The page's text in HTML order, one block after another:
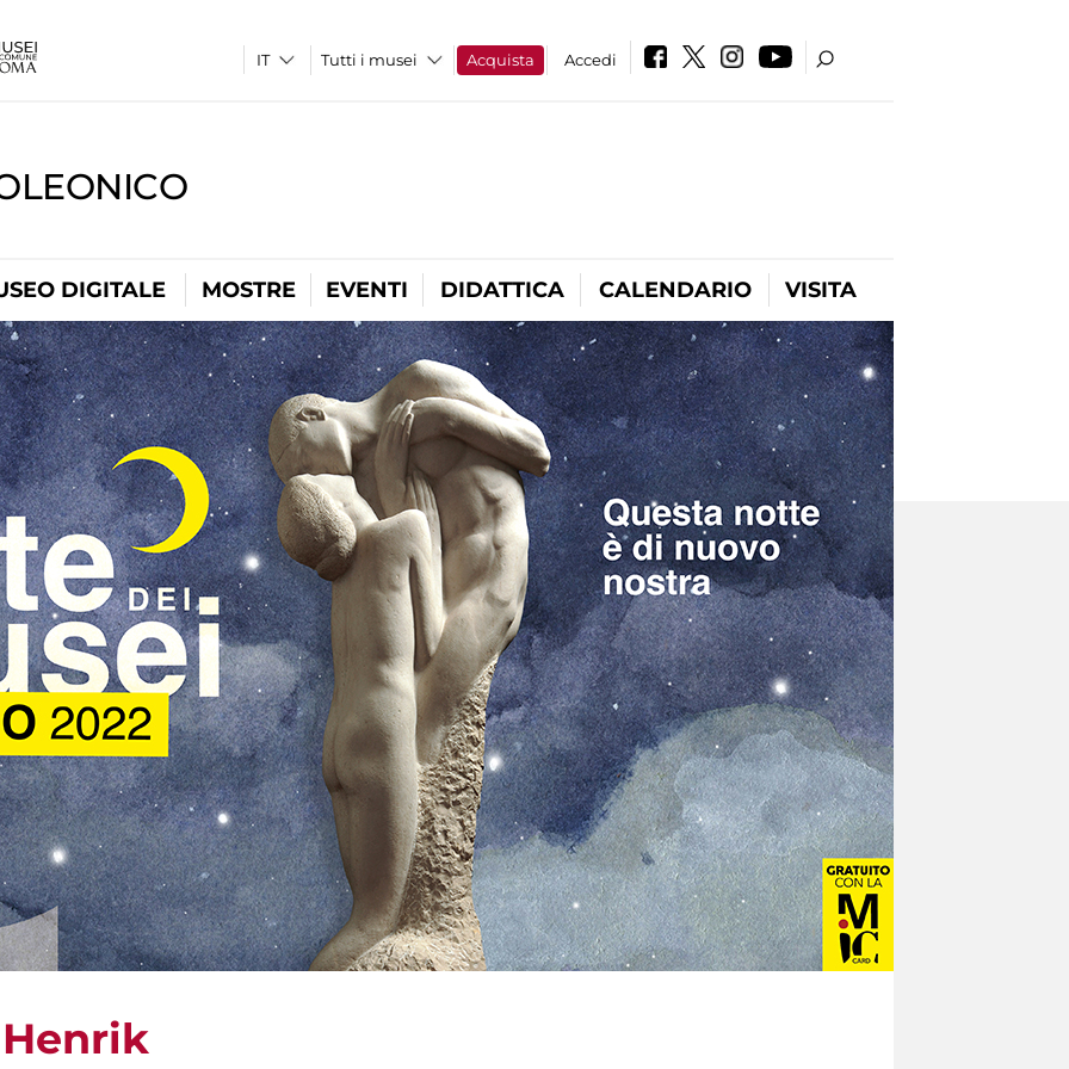
Tutti i musei Acquista Accedi
DIGITALE MOSTRE EVENTI DIDATTICA CALENDARIO VISITA